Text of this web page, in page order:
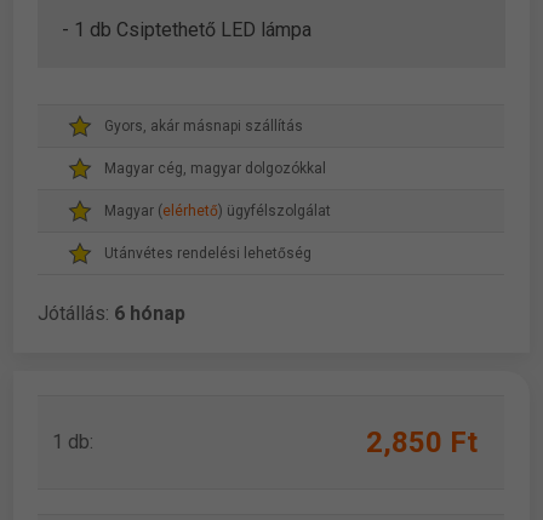
- 1 db Csiptethető LED lámpa
Gyors, akár másnapi szállítás
Magyar cég, magyar dolgozókkal
Magyar (elérhető) ügyfélszolgálat
Utánvétes rendelési lehetőség
Jótállás: 6 hónap
1 db: 2,850 Ft